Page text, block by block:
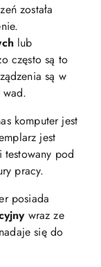
została
lub
często są to
są w
komputer jest
jest
pod
pracy.
posiada
wraz ze
się do